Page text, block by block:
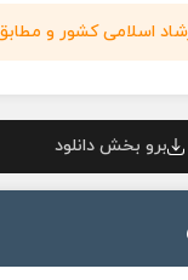
اسلامی کشور و
برو بخش دانلود